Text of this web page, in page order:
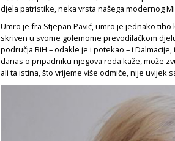
djela patristike, neka vrsta našega modernog
Umro je fra Stjepan Pavić, umro je jednako
skriven u svome golemome prevodilačkom
područja BiH – odakle je i potekao – i
danas o pripadniku njegova reda kaže, može
ali ta istina, što vrijeme više odmiče, nije uvijek